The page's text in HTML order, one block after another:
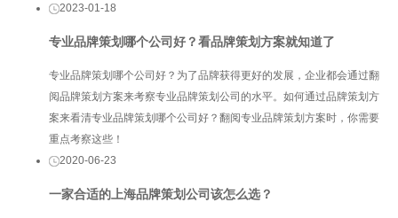
2023-01-18
专业品牌策划哪个公司好？看品牌策划方案就知道了
专业品牌策划哪个公司好？为了品牌获得更好的发展，企业都会通过翻
阅品牌策划方案来考察专业品牌策划公司的水平。如何通过品牌策划方
案来看清专业品牌策划哪个公司好？翻阅专业品牌策划方案时，你需要
重点考察这些！
2020-06-23
一家合适的上海品牌策划公司该怎么选？